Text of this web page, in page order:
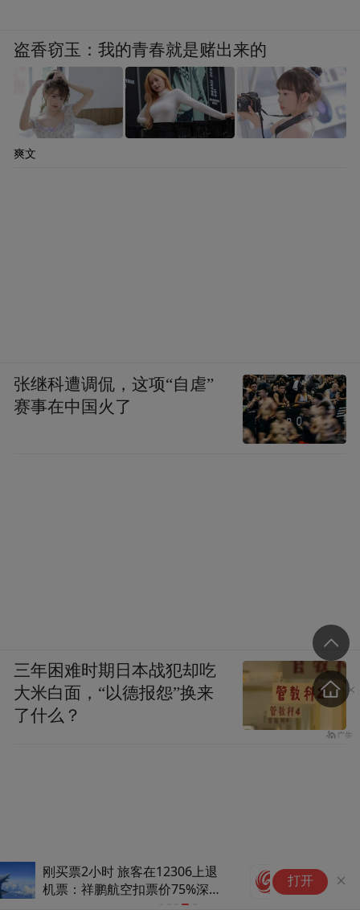
打开
盗香窃玉：我的青春就是赌出来的
爽文
张继科遭调侃，这项“自虐”
赛事在中国火了
三年困难时期日本战犯却吃
大米白面，“以德报怨”换来
了什么？